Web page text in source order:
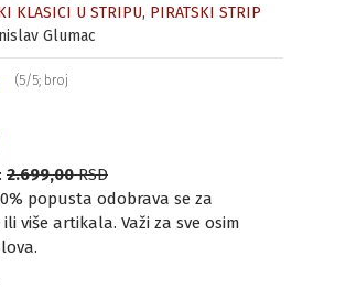
KLASICI U STRIPU, PIRATSKI STRIP
Glumac
(5/5; broj
2.699,00RSD
popusta odobrava se za
više artikala. Važi za sve osim